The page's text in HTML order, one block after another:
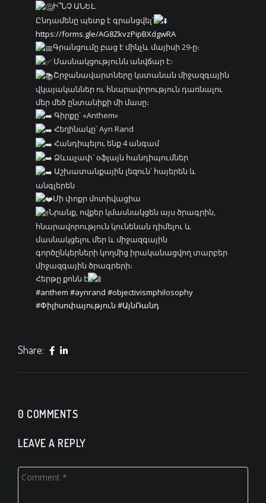
Ի՞ՆՉ ԱՆԵԼ.
Ընդամենը պետք է գրանցվել՝
https://forms.gle/AG8ZkvzPipBXdgwRA
Գրանցումը բաց է մինչև մայիսի 29-ը։
Մասնակցությունն անվճար է։
Շրջանավարտները կստանան միջազգային
վկայականներ ու հնարավորություն դառնալու
մեր մեծ ընտանիքի մի մասը։
Գիրքը՝ «Anthem»
Հեղինակը՝ Ayn Rand
Հանդիպելու ենք 4 անգամ
Ձևաչափ՝ օֆլայն հանդիպումներ
Աշխատանքային լեզուն՝ հայերեն և
անգլերեն
Մի փոքր մոտիվացիա
Նրանք, ովքեր կմասնակցեն այս ծրագրին,
հնարավորություն կունենան դիմելու և
մասնակցելու մեր և միջազգային
գործընկերների կողմից իրականացվող տարբեր
միջազգային ծրագրերի։
Հերթը քոնն է
#anthem #aynrand #objectivismphilosophy
#Փիլիսոփայություն #ԱյնՌանդ
Share:
0 COMMENTS
LEAVE A REPLY